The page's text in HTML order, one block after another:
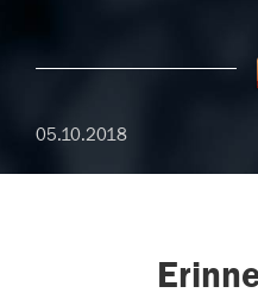
05.10.2018